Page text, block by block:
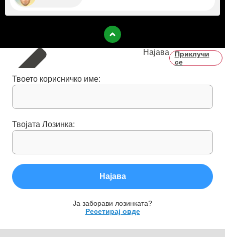
Најава
Приклучи
се
Твоето корисничко име:
Твојата Лозинка:
Најава
Ја заборави лозинката?
Ресетирај овде